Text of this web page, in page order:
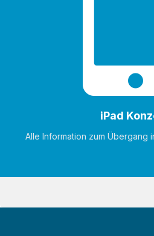
iPad
Alle Information zum Übergang